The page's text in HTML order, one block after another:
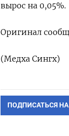
вырос на 0,05%.
Оригинал
(Медха Сингх)
ПОДПИСАТЬСЯ